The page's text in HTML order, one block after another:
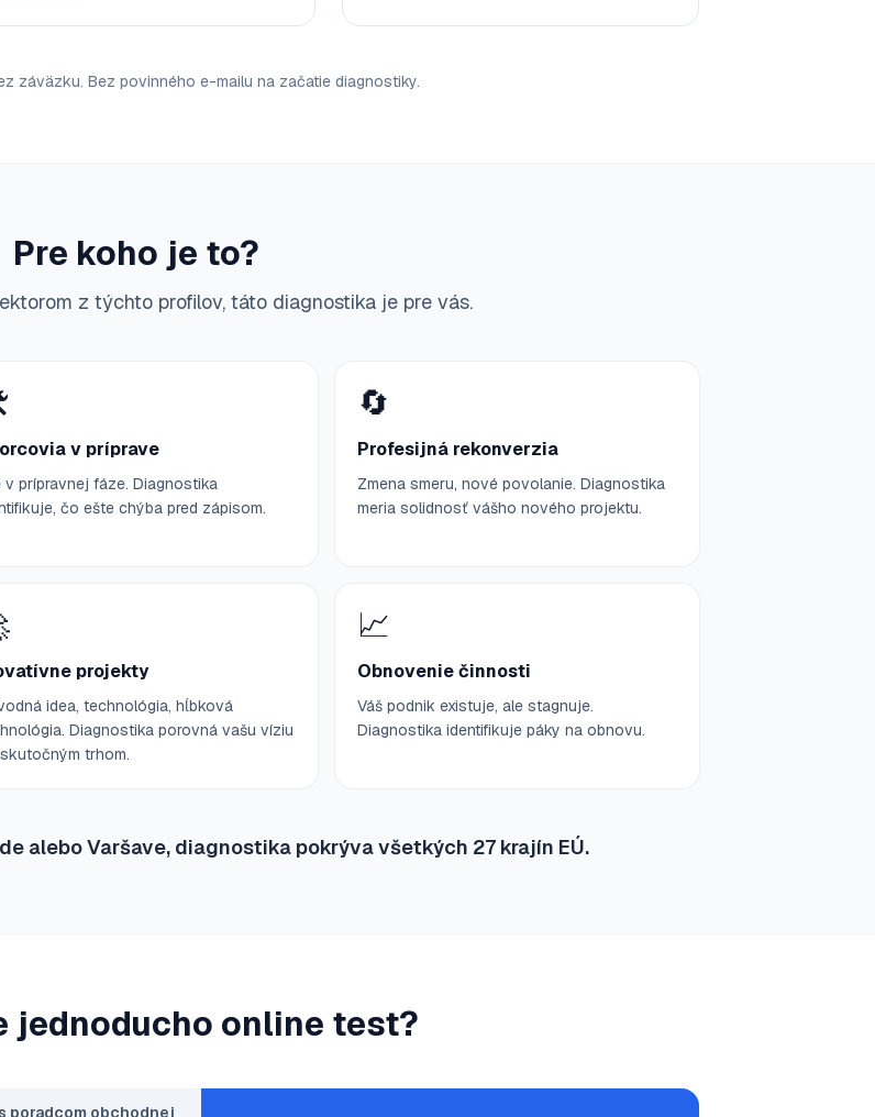
záväzku. Bez povinného e-mailu na začatie diagnostiky.
Pre koho je to?
z týchto profilov, táto diagnostika je pre vás.
v príprave
v prípravnej fáze. Diagnostika
čo ešte chýba pred zápisom.
🔄
Profesijná rekonverzia
Zmena smeru, nové povolanie. Diagnostika
meria solidnosť vášho nového projektu.
projekty
idea, technológia, hĺbková
Diagnostika porovná vašu víziu
trhom.
📈
Obnovenie činnosti
Váš podnik existuje, ale stagnuje.
Diagnostika identifikuje páky na obnovu.
alebo Varšave, diagnostika pokrýva všetkých 27 krajín EÚ.
jednoducho online test?
poradcom obchodnej